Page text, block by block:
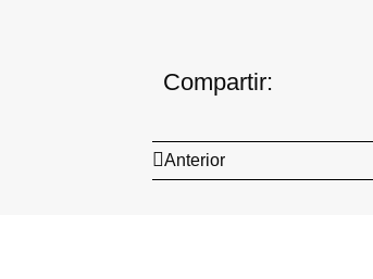
Compartir:
Anterior